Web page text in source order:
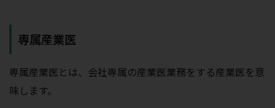
専属産業医
専属産業医とは、会社専属の産業医業務をする産業医を意
味します。